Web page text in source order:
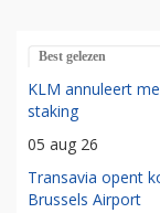
Best gelezen
KLM annuleert
staking
05 aug 26
Transavia opent
Brussels Airport